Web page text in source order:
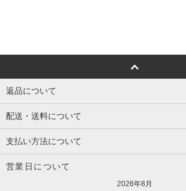
返品について
配送・送料について
支払い方法について
営業日について
2026年8月